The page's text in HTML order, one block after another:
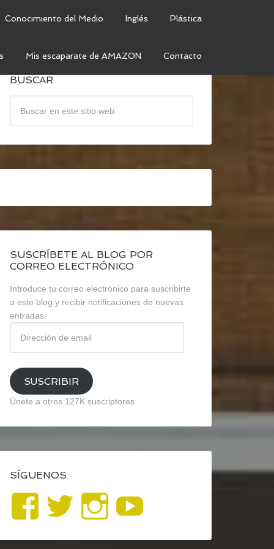
Conocimiento del Medio Inglés Plástica
Mis escaparate de AMAZON Contacto
BUSCAR
SUSCRÍBETE AL BLOG POR
CORREO ELECTRÓNICO
Introduce tu correo electrónico para suscribirte
a este blog y recibir notificaciones de nuevas
entradas.
email
SUSCRIBIR
Únete a otros 127K suscriptores
SÍGUENOS
Ver
perfil
Ver
perfil
Ver
perfil